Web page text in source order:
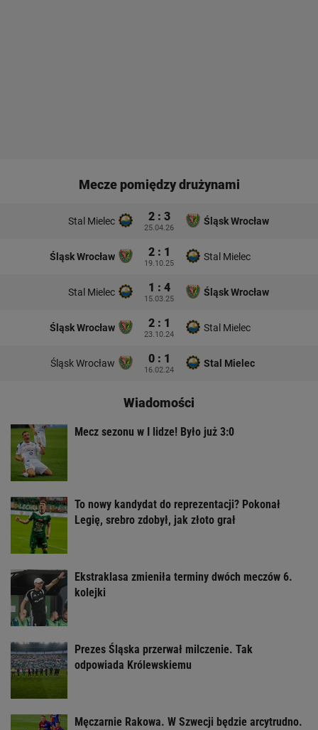
Mecze pomiędzy drużynami
Stal Mielec 2 : 3
25.04.26
Śląsk Wrocław
Śląsk Wrocław 2 : 1
19.10.25
Stal Mielec
Stal Mielec 1 : 4
15.03.25
Śląsk Wrocław
Śląsk Wrocław 2 : 1
23.10.24
Stal Mielec
Śląsk Wrocław 0 : 1
16.02.24
Stal Mielec
Wiadomości
Mecz sezonu w I lidze! Było już 3:0
To nowy kandydat do reprezentacji? Pokonał
Legię, srebro zdobył, jak złoto grał
Ekstraklasa zmieniła terminy dwóch meczów 6.
kolejki
Prezes Śląska przerwał milczenie. Tak
odpowiada Królewskiemu
Męczarnie Rakowa. W Szwecji będzie arcytrudno.